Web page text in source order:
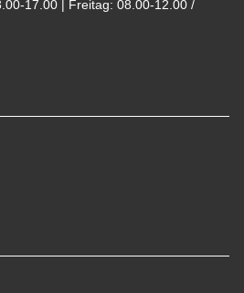
17.00 | Freitag: 08.00-12.00 /